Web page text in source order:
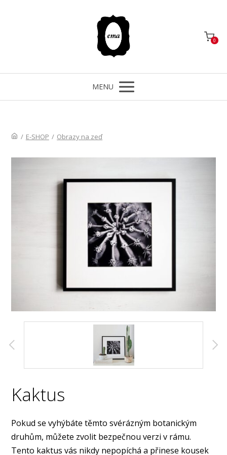
0
MENU
/ E-SHOP / Obrazy na zeď
Kaktus
Pokud se vyhýbáte těmto svérázným botanickým
druhům, můžete zvolit bezpečnou verzi v rámu.
Tento kaktus vás nikdy nepopíchá a přinese kousek